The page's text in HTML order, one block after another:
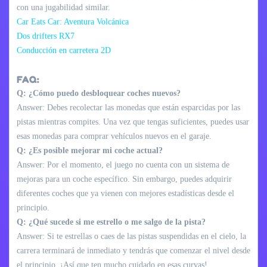
con una jugabilidad similar.
Car Eats Car: Aventura Volcánica
Dos drifters RX7
Conducción en carretera 2D
FAQ:
Q: ¿Cómo puedo desbloquear coches nuevos?
Answer: Debes recolectar las monedas que están esparcidas por las
pistas mientras compites. Una vez que tengas suficientes, puedes usar
esas monedas para comprar vehículos nuevos en el garaje.
Q: ¿Es posible mejorar mi coche actual?
Answer: Por el momento, el juego no cuenta con un sistema de
mejoras para un coche específico. Sin embargo, puedes adquirir
diferentes coches que ya vienen con mejores estadísticas desde el
principio.
Q: ¿Qué sucede si me estrello o me salgo de la pista?
Answer: Si te estrellas o caes de las pistas suspendidas en el cielo, la
carrera terminará de inmediato y tendrás que comenzar el nivel desde
el principio. ¡Así que ten mucho cuidado en esas curvas!